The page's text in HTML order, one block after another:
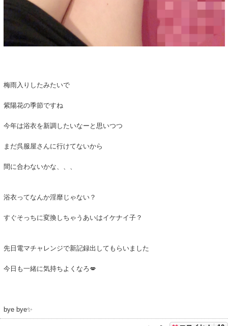
梅雨入りしたみたいで
紫陽花の季節ですね
今年は浴衣を新調したいなーと思いつつ
まだ呉服屋さんに行けてないから
間に合わないかな、、、
浴衣ってなんか淫靡じゃない？
すぐそっちに変換しちゃうあいはイケナイ子？
先日電マチャレンジで新記録出してもらいました
今日も一緒に気持ちよくなろ💋
bye bye✨